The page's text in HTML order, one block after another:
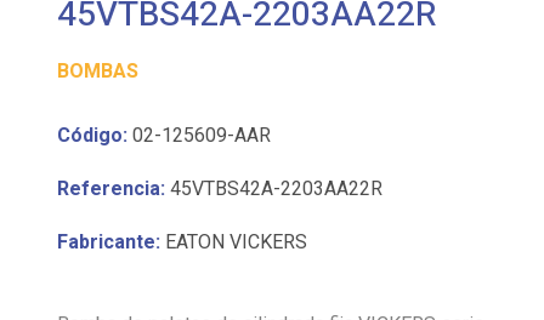
45VTBS42A-2203AA22R
BOMBAS
Código: 02-125609-AAR
Referencia: 45VTBS42A-2203AA22R
Fabricante: EATON VICKERS